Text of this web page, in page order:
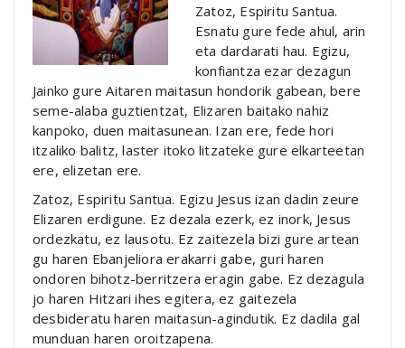
Zatoz, Espiritu Santua.
Esnatu gure fede ahul, arin
eta dardarati hau. Egizu,
konfiantza ezar dezagun
Jainko gure Aitaren maitasun hondorik gabean, bere
seme-alaba guztientzat, Elizaren baitako nahiz
kanpoko, duen maitasunean. Izan ere, fede hori
itzaliko balitz, laster itoko litzateke gure elkarteetan
ere, elizetan ere.
Zatoz, Espiritu Santua. Egizu Jesus izan dadin zeure
Elizaren erdigune. Ez dezala ezerk, ez inork, Jesus
ordezkatu, ez lausotu. Ez zaitezela bizi gure artean
gu haren Ebanjeliora erakarri gabe, guri haren
ondoren bihotz-berritzera eragin gabe. Ez dezagula
jo haren Hitzari ihes egitera, ez gaitezela
desbideratu haren maitasun-agindutik. Ez dadila gal
munduan haren oroitzapena.